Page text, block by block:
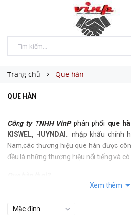
Trang chủ Que hàn
QUE HÀN
Công ty TNHH VinPphân phối que
KISWEL, HUYNDAI
.. nhập khẩu chính
Nam,các thương hiệu que hàn được
đều là những thương hiệu nổi tiếng và có
Que hàn là những vật liệu có lõi kim
Que hàn là vật liệu không thể thiếu
Xem thêm